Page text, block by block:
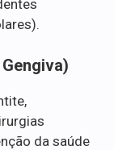
da saúde